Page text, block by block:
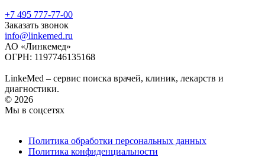
+7 495 777-77-00
Заказать звонок
info@linkemed.ru
АО «Линкемед»
ОГРН: 1197746135168
LinkeMed – сервис поиска врачей, клиник, лекарств и
диагностики.
© 2026
Мы в соцсетях
Политика обработки персональных данных
Политика конфиденциальности